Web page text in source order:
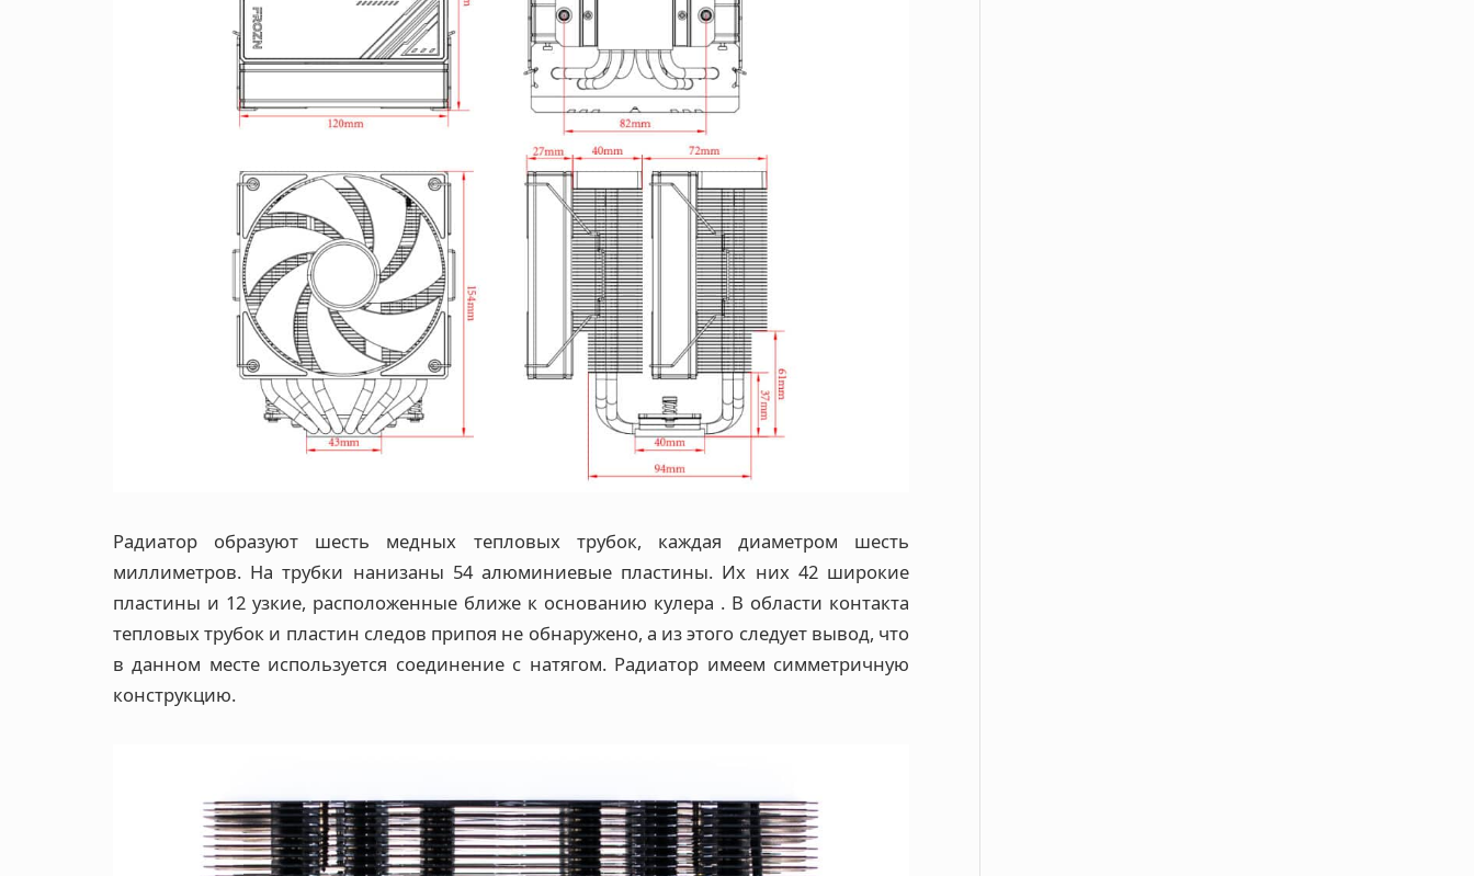
Радиатор образуют шесть медных тепловых трубок, каждая диаметром шесть
миллиметров. На трубки нанизаны 54 алюминиевые пластины. Их них 42 широкие
пластины и 12 узкие, расположенные ближе к основанию кулера . В области контакта
тепловых трубок и пластин следов припоя не обнаружено, а из этого следует вывод, что
в данном месте используется соединение с натягом. Радиатор имеем симметричную
конструкцию.